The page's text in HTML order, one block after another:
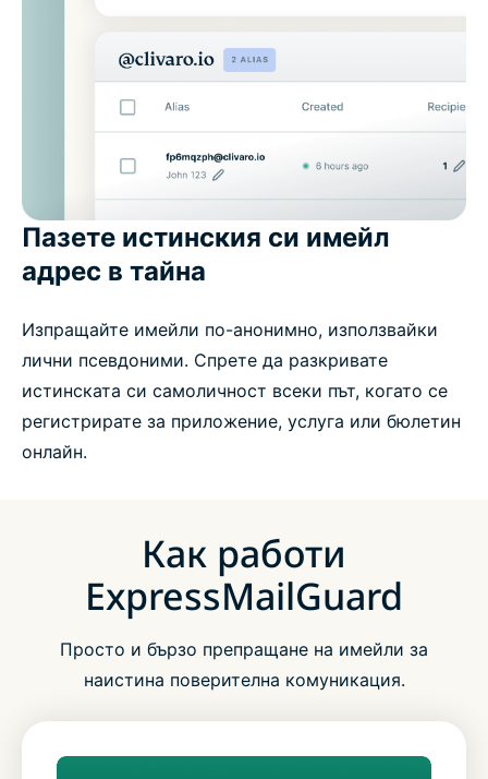
Пазете истинския си имейл
адрес в тайна
Изпращайте имейли по-анонимно, използвайки
лични псевдоними. Спрете да разкривате
истинската си самоличност всеки път, когато се
регистрирате за приложение, услуга или бюлетин
онлайн.
Как работи
ExpressMailGuard
Просто и бързо препращане на имейли за
наистина поверителна комуникация.